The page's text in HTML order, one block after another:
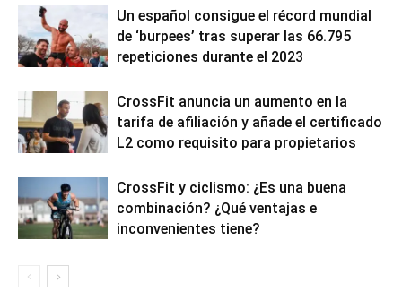
Un español consigue el récord mundial
de ‘burpees’ tras superar las 66.795
repeticiones durante el 2023
CrossFit anuncia un aumento en la
tarifa de afiliación y añade el certificado
L2 como requisito para propietarios
CrossFit y ciclismo: ¿Es una buena
combinación? ¿Qué ventajas e
inconvenientes tiene?